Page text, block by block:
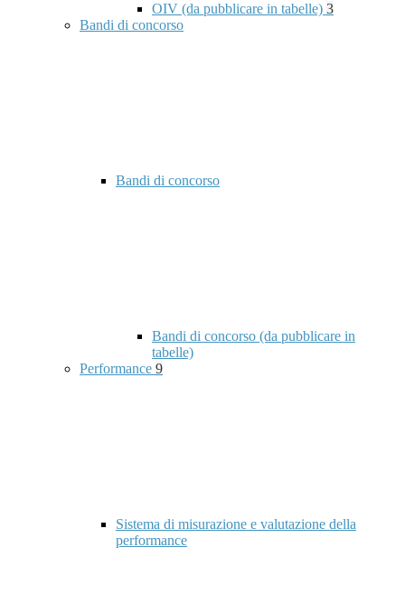
OIV (da pubblicare in tabelle) 3
Bandi di concorso
Bandi di concorso
Bandi di concorso (da pubblicare in
tabelle)
Performance 9
Sistema di misurazione e valutazione della
performance